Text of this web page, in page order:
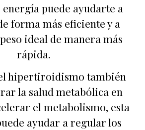
puede ayudarte a
forma más eficiente y a
ideal de manera más
rápida.
hipertiroidismo también
la salud metabólica en
el metabolismo, esta
ayudar a regular los